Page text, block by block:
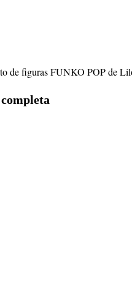
de figuras FUNKO POP de